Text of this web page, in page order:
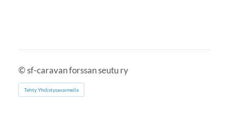
© sf-caravan forssan seutu ry
Tehty Yhdistysavaimella